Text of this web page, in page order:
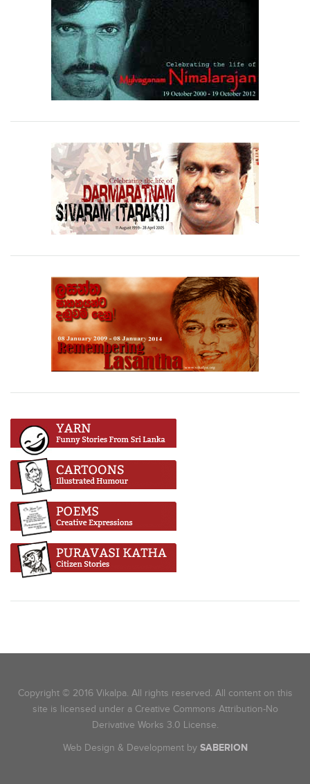
Copyright © 2016 Vikalpa. All rights reserved. All content on this
site is licensed under a Creative Commons Attribution-No
Derivative Works 3.0 License.
Web Design & Development by SABERION